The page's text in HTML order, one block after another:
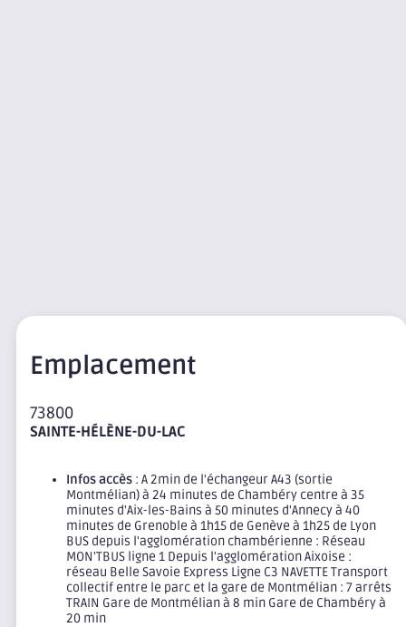
Emplacement
73800
SAINTE-HÉLÈNE-DU-LAC
Infos accès : A 2min de l'échangeur A43 (sortie
Montmélian) à 24 minutes de Chambéry centre à 35
minutes d'Aix-les-Bains à 50 minutes d'Annecy à 40
minutes de Grenoble à 1h15 de Genève à 1h25 de Lyon
BUS depuis l'agglomération chambérienne : Réseau
MON'TBUS ligne 1 Depuis l'agglomération Aixoise :
réseau Belle Savoie Express Ligne C3 NAVETTE Transport
collectif entre le parc et la gare de Montmélian : 7 arrêts
TRAIN Gare de Montmélian à 8 min Gare de Chambéry à
20 min